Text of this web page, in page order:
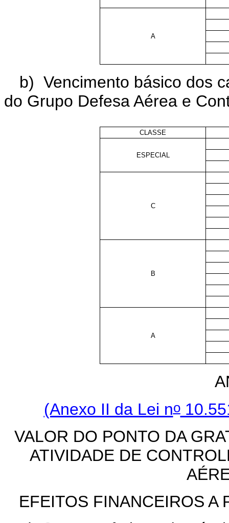
A
b) Vencimento básico dos
do Grupo Defesa Aérea e
CLASSE
ESPECIAL
C
B
A
(Anexo II da Lei no
VALOR DO PONTO DA
ATIVIDADE DE
EFEITOS FINANCEIROS A